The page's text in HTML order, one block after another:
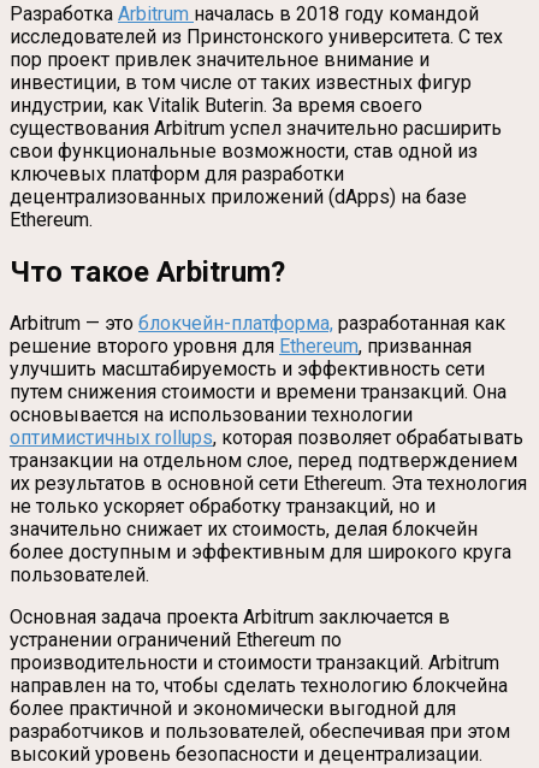
Разработка Arbitrum началась в 2018 году командой
исследователей из Принстонского университета. С тех
пор проект привлек значительное внимание и
инвестиции, в том числе от таких известных фигур
индустрии, как Vitalik Buterin. За время своего
существования Arbitrum успел значительно расширить
свои функциональные возможности, став одной из
ключевых платформ для разработки
децентрализованных приложений (dApps) на базе
Ethereum.
Что такое Arbitrum?
Arbitrum — это блокчейн-платформа, разработанная как
решение второго уровня для Ethereum, призванная
улучшить масштабируемость и эффективность сети
путем снижения стоимости и времени транзакций. Она
основывается на использовании технологии
оптимистичных rollups, которая позволяет обрабатывать
транзакции на отдельном слое, перед подтверждением
их результатов в основной сети Ethereum. Эта технология
не только ускоряет обработку транзакций, но и
значительно снижает их стоимость, делая блокчейн
более доступным и эффективным для широкого круга
пользователей.
Основная задача проекта Arbitrum заключается в
устранении ограничений Ethereum по
производительности и стоимости транзакций. Arbitrum
направлен на то, чтобы сделать технологию блокчейна
более практичной и экономически выгодной для
разработчиков и пользователей, обеспечивая при этом
высокий уровень безопасности и децентрализации.